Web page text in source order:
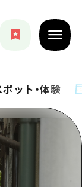
ポット・体験